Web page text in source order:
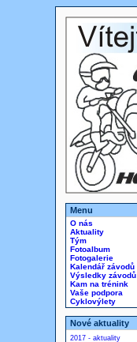
Menu
O nás
Aktuality
Tým
Fotoalbum
Fotogalerie
Kalendář závodů
Výsledky závodů
Kam na trénink
Vaše podpora
Cyklovýlety
Nové aktuality
2017 - aktuality